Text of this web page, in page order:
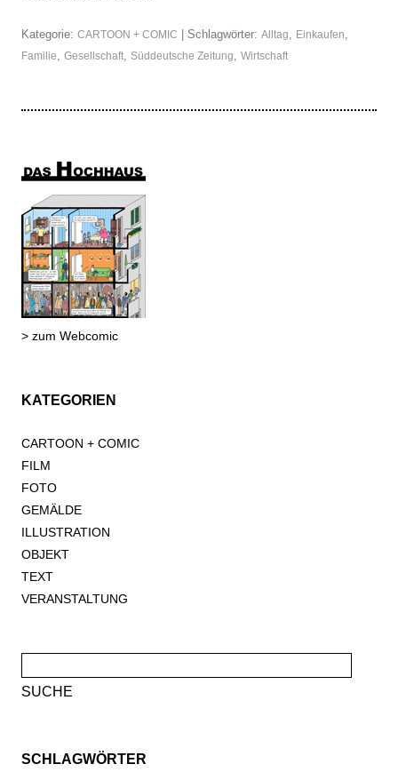
Kategorie: CARTOON + COMIC | Schlagwörter: Alltag Einkaufen
Familie Gesellschaft Süddeutsche Zeitung Wirtschaft
> zum Webcomic
KATEGORIEN
CARTOON + COMIC
FILM
FOTO
GEMÄLDE
ILLUSTRATION
OBJEKT
TEXT
VERANSTALTUNG
nach:
SCHLAGWÖRTER